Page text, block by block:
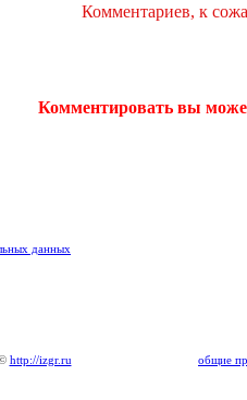
Комментариев, к
Комментировать вы
данных
http://izgr.ru общие